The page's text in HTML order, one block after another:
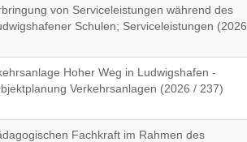
von Serviceleistungen während des
Schulen; Serviceleistungen (2026
Hoher Weg in Ludwigshafen -
Verkehrsanlagen (2026 / 237)
Fachkraft im Rahmen des